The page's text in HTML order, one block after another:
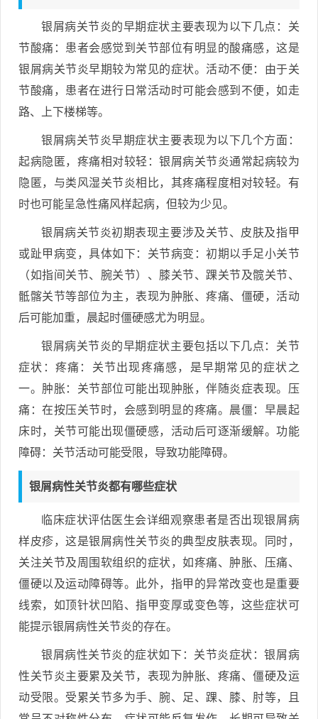
银屑病关节炎的早期症状主要表现为以下几点：关
节酸痛：患者会感觉到关节部位有明显的酸痛感，这是
银屑病关节炎早期较为常见的症状。活动不便：由于关
节酸痛，患者在进行日常活动时可能会感到不便，如走
路、上下楼梯等。
银屑病关节炎早期症状主要表现为以下几个方面：
起病隐匿，疼痛相对较轻：银屑病关节炎通常起病较为
隐匿，与类风湿关节炎相比，其疼痛程度相对较轻。有
时也可能呈急性痛风样起病，但较为少见。
银屑病关节炎初期表现主要涉及关节、皮肤及指甲
或趾甲病变，具体如下：关节病变：初期以手足小关节
（如指间关节、腕关节）、膝关节、踝关节及髋关节、
骶髂关节等部位为主，表现为肿胀、疼痛、僵硬，活动
后可能加重，晨起时僵硬感尤为明显。
银屑病关节炎的早期症状主要包括以下几点：关节
症状：疼痛：关节出现疼痛感，是早期常见的症状之
一。肿胀：关节部位可能出现肿胀，伴随炎症表现。压
痛：在按压关节时，会感到明显的疼痛。晨僵：早晨起
床时，关节可能出现僵硬感，活动后可逐渐缓解。功能
障碍：关节活动可能受限，导致功能障碍。
银屑病性关节炎都有哪些症状
临床症状评估医生会详细观察患者是否出现银屑病
样皮疹，这是银屑病性关节炎的典型皮肤表现。同时，
关注关节及周围软组织的症状，如疼痛、肿胀、压痛、
僵硬以及运动障碍等。此外，指甲的异常改变也是重要
线索，如顶针状凹陷、指甲变厚或变色等，这些症状可
能提示银屑病性关节炎的存在。
银屑病性关节炎的症状如下：关节炎症状：银屑病
性关节炎主要累及关节，表现为肿胀、疼痛、僵硬及运
动受限。受累关节多为手、腕、足、踝、膝、肘等，且